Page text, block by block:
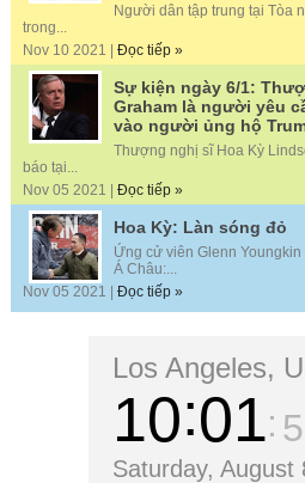
Người dân tập trung tại Tòa
trong...
Nov 10 2021 | Đọc tiếp »
Sự kiện ngày 6/1:
Graham là người yêu
vào người ủng hộ
Thượng nghị sĩ Hoa Kỳ
báo tại...
Nov 05 2021 | Đọc tiếp »
Hoa Kỳ: Làn sóng đỏ
Ứng cử viên Glenn
Á Châu:...
Nov 05 2021 | Đọc tiếp »
Los Angeles,
10 02
Saturday, August